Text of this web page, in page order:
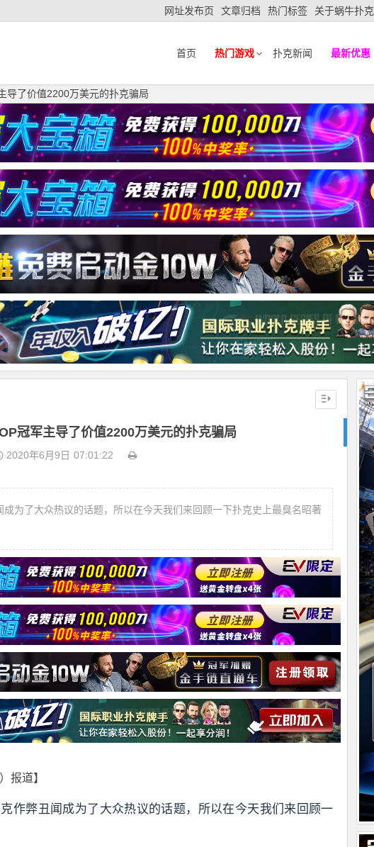
网址发布页 文章归档 热门标签 关于蜗牛扑克
首页 热门游戏 扑克新闻 最新优惠
导了价值2200万美元的扑克骗局
冠军主导了价值2200万美元的扑克骗局
2020年6月9日 07:01:22
为了大众热议的话题，所以在今天我们来回顾一下扑克史上最臭名昭著
报道】
作弊丑闻成为了大众热议的话题，所以在今天我们来回顾一